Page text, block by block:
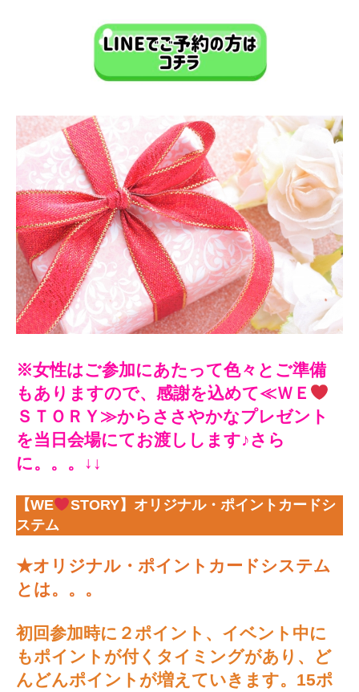
※女性はご参加にあたって色々とご準備
もありますので、感謝を込めて≪ＷＥ
ＳＴＯＲＹ≫からささやかなプレゼント
を当日会場にてお渡しします♪さら
に。。。↓ ↓
【WE
STORY】オリジナル・ポイントカードシ
ステム
★オリジナル・ポイントカードシステム
とは。。。
初回参加時に２ポイント、イベント中に
もポイントが付くタイミングがあり、ど
んどんポイントが増えていきます。15ポ